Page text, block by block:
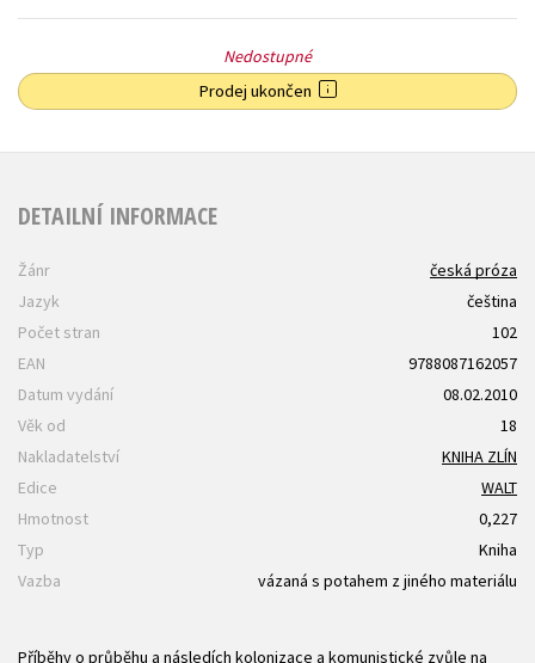
Nedostupné
Prodej ukončen
DETAILNÍ INFORMACE
Žánr
česká próza
Jazyk
čeština
Počet stran
102
EAN
9788087162057
Datum vydání
08.02.2010
Věk od
18
Nakladatelství
KNIHA ZLÍN
Edice
WALT
Hmotnost
0,227
Typ
Kniha
Vazba
vázaná s potahem z jiného materiálu
Příběhy o průběhu a následích kolonizace a komunistické zvůle na